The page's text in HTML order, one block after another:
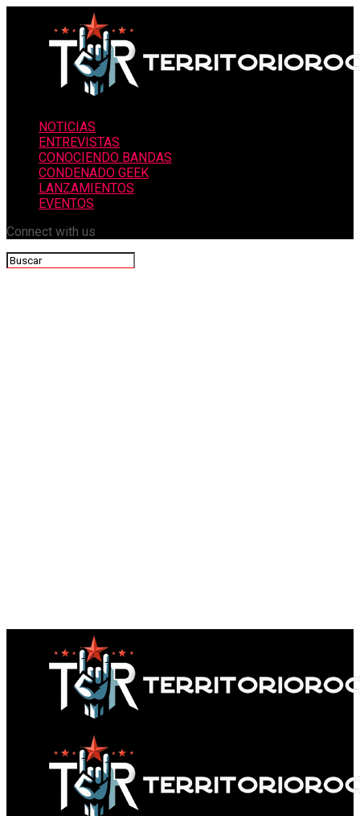
NOTICIAS
ENTREVISTAS
CONOCIENDO BANDAS
CONDENADO GEEK
LANZAMIENTOS
EVENTOS
Connect with us